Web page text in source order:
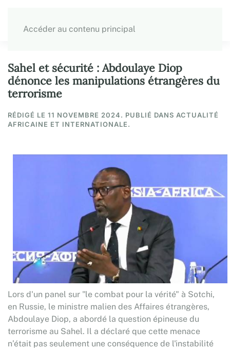
Accéder au contenu principal
Sahel et sécurité : Abdoulaye Diop
dénonce les manipulations étrangères du
terrorisme
RÉDIGÉ LE 11 NOVEMBRE 2024. PUBLIÉ DANS ACTUALITÉ
AFRICAINE ET INTERNATIONALE.
Lors d'un panel sur "le combat pour la vérité" à Sotchi,
en Russie, le ministre malien des Affaires étrangères,
Abdoulaye Diop, a abordé la question épineuse du
terrorisme au Sahel. Il a déclaré que cette menace
n’était pas seulement une conséquence de l'instabilité